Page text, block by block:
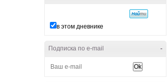
в этом дневнике
-
Подписка по e-mail